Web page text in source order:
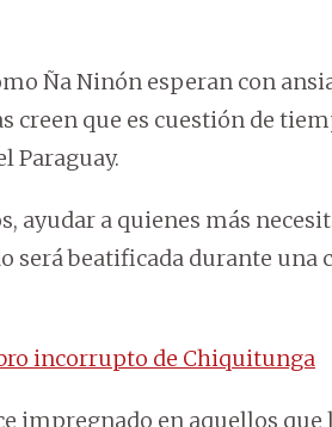
Ña Ninón esperan con
creen que es cuestión de
Paraguay.
ayudar a quienes más
será beatificada durante una
incorrupto de Chiquitunga
impregnado en aquellos que